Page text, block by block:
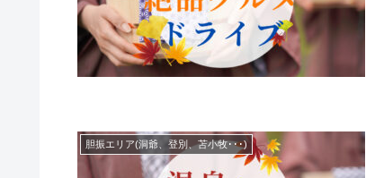
胆振エリア(洞爺、登別、苫小牧･･･)